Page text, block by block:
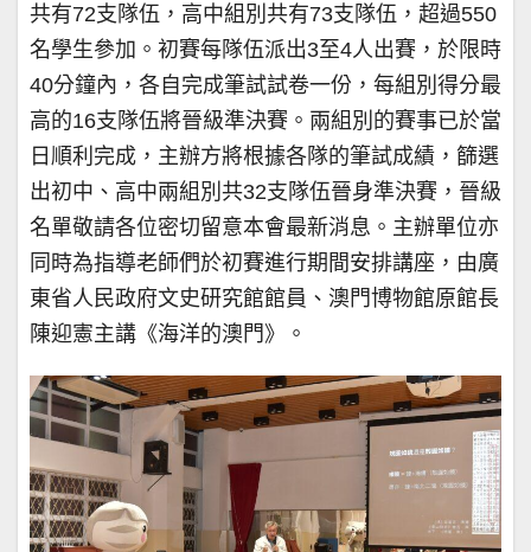
共有72支隊伍，高中組別共有73支隊伍，超過550
名學生參加。初賽每隊伍派出3至4人出賽，於限時
40分鐘內，各自完成筆試試卷一份，每組別得分最
高的16支隊伍將晉級準決賽。兩組別的賽事已於當
日順利完成，主辦方將根據各隊的筆試成績，篩選
出初中、高中兩組別共32支隊伍晉身準決賽，晉級
名單敬請各位密切留意本會最新消息。主辦單位亦
同時為指導老師們於初賽進行期間安排講座，由廣
東省人民政府文史研究館館員、澳門博物館原館長
陳迎憲主講《海洋的澳門》。